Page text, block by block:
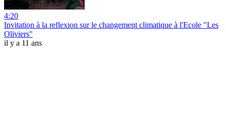
4:20
Invitation à la reflexion sur le changement climatique à l'Ecole "Les
Oliviers"
il y a 11 ans